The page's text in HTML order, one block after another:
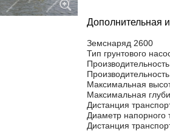
Дополнительная
Земснаряд 2600
Тип грунтового
Максимальная
Максимальная
Дистанция
Диаметр
Дистанция